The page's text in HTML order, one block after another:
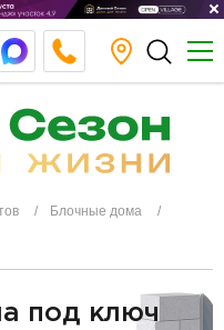
Блочные дома
под ключ